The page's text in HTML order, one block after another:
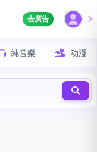
去廣告
純音樂 动漫